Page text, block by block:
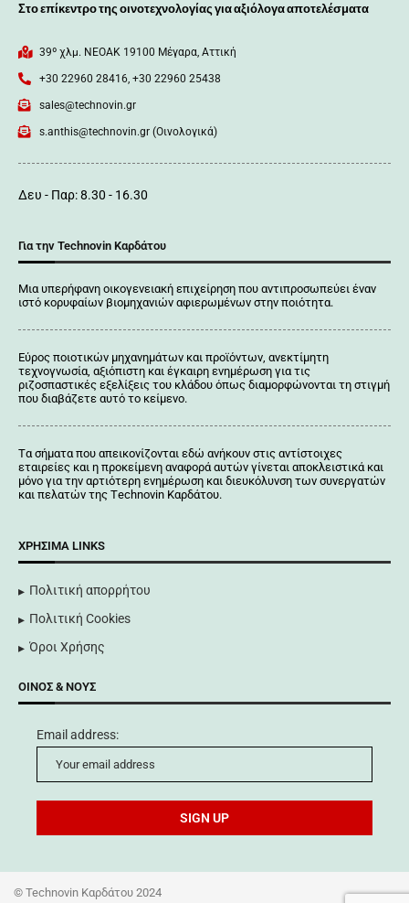
Στο επίκεντρο της οινοτεχνολογίας για αξιόλογα αποτελέσματα
39º χλμ. ΝΕΟΑΚ 19100 Mέγαρα, Αττική
+30 22960 28416, +30 22960 25438
sales@technovin.gr
s.anthis@technovin.gr (Οινολογικά)
Δευ - Παρ: 8.30 - 16.30
Για την Technovin Καρδάτου
Μια υπερήφανη οικογενειακή επιχείρηση που αντιπροσωπεύει έναν
ιστό κορυφαίων βιομηχανιών αφιερωμένων στην ποιότητα.
Εύρος ποιοτικών μηχανημάτων και προϊόντων, ανεκτίμητη
τεχνογνωσία, αξιόπιστη και έγκαιρη ενημέρωση για τις
ριζοσπαστικές εξελίξεις του κλάδου όπως διαμορφώνονται τη στιγμή
που διαβάζετε αυτό το κείμενο.
Tα σήματα που απεικονίζονται εδώ ανήκουν στις αντίστοιχες
εταιρείες και η προκείμενη αναφορά αυτών γίνεται αποκλειστικά και
μόνο για την αρτιότερη ενημέρωση και διευκόλυνση των συνεργατών
και πελατών της Τechnovin Kαρδάτου.
ΧΡΉΣΙΜΑ LINKS
Πολιτική απορρήτου
Πολιτική Cookies
Όροι Χρήσης
ΟΊΝΟΣ & ΝΟΥΣ
Email address:
© Technovin Καρδάτου 2024